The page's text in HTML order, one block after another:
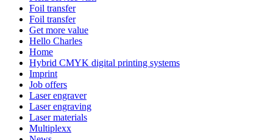
Foil transfer
Foil transfer
Get more value
Hello Charles
Home
Hybrid CMYK digital printing systems
Imprint
Job offers
Laser engraver
Laser engraving
Laser materials
Multiplexx